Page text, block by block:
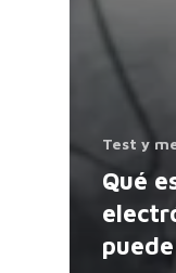
Test y
Qué